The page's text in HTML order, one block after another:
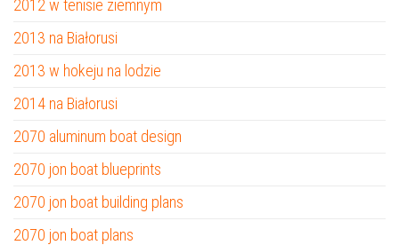
2012 w tenisie ziemnym
2013 na Białorusi
2013 w hokeju na lodzie
2014 na Białorusi
2070 aluminum boat design
2070 jon boat blueprints
2070 jon boat building plans
2070 jon boat plans